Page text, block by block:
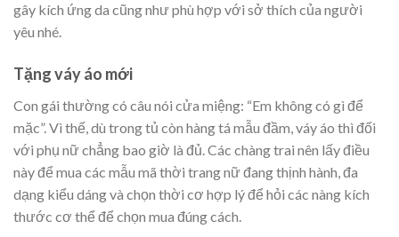
gây kích ứng da cũng như phù hợp với sở thích của người
yêu nhé.
Tặng váy áo mới
Con gái thường có câu nói cửa miệng: “Em không có gì để
mặc”. Vì thế, dù trong tủ còn hàng tá mẫu đầm, váy áo thì đối
với phụ nữ chẳng bao giờ là đủ. Các chàng trai nên lấy điều
này để mua các mẫu mã thời trang nữ đang thịnh hành, đa
dạng kiểu dáng và chọn thời cơ hợp lý để hỏi các nàng kích
thước cơ thể để chọn mua đúng cách.